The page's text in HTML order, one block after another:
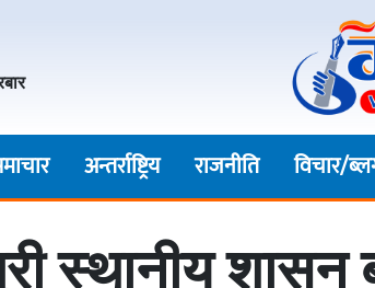
अन्तर्राष्ट्रिय राजनीति विचार/
स्थानीय